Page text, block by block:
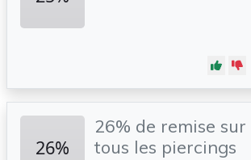
26%
26% de remise sur
tous les piercings